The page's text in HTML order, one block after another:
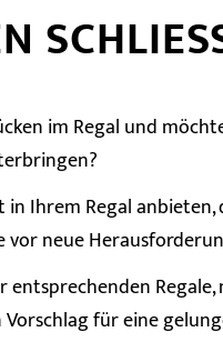
im Regal und
Ihrem Regal anbieten,
vor neue
entsprechenden
für eine